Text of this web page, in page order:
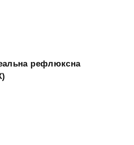
рефлюксна